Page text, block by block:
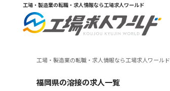
工場・製造業の転職・求人情報なら工場求人ワールド
工場・製造業の転職・求人情報なら工場求人ワールド
福岡県の溶接の求人一覧